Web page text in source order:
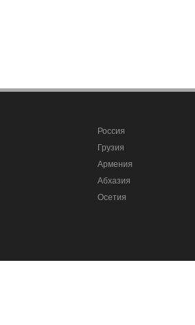
Россия
Грузия
Армения
Абхазия
Осетия